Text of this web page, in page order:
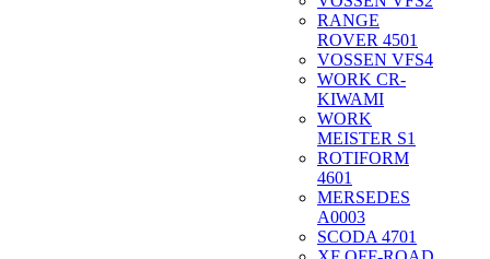
RANGE
ROVER 4501
VOSSEN VFS4
WORK CR-
KIWAMI
WORK
MEISTER S1
ROTIFORM
4601
MERSEDES
A0003
SCODA 4701